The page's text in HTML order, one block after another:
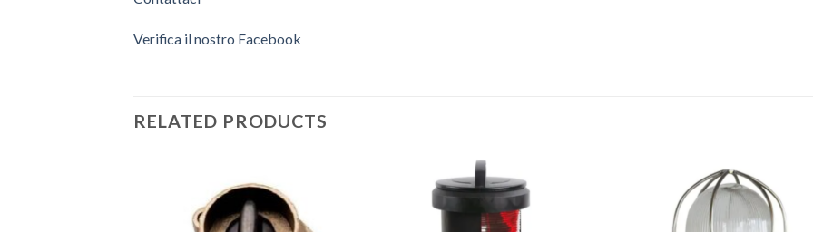
Verifica il nostro Facebook
RELATED PRODUCTS